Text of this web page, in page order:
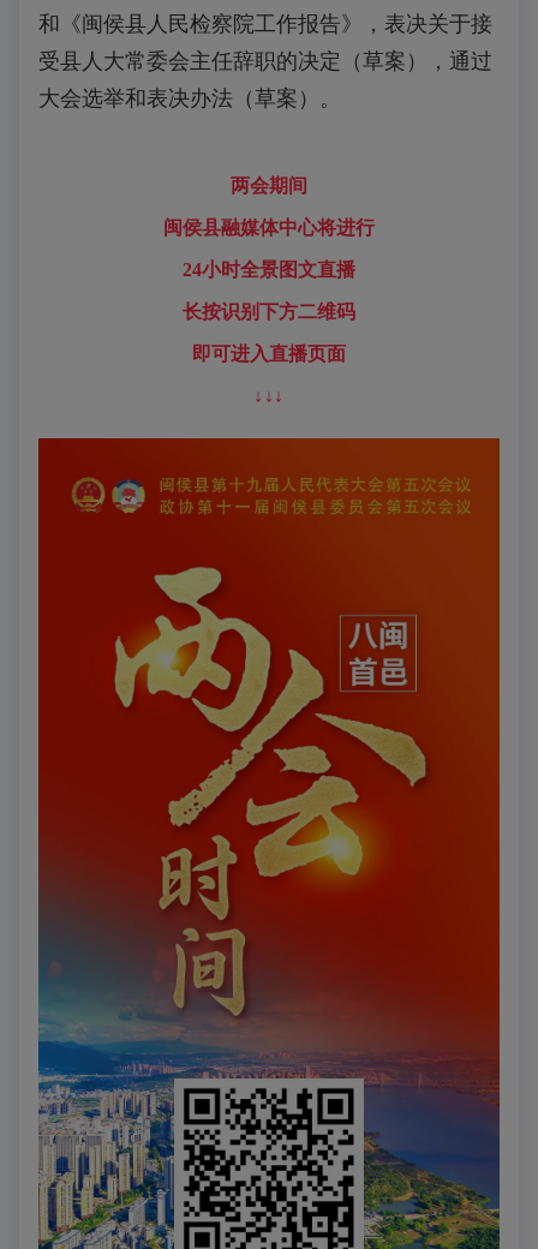
和《闽侯县人民检察院工作报告》，表决关于接
受县人大常委会主任辞职的决定（草案），通过
大会选举和表决办法（草案）。
两会期间
闽侯县融媒体中心将进行
24小时全景图文直播
长按识别下方二维码
即可进入直播页面
↓↓↓